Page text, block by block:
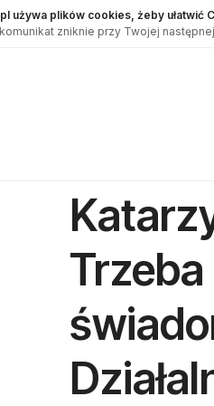
używa plików cookies, żeby ułatwić
zniknie przy Twojej